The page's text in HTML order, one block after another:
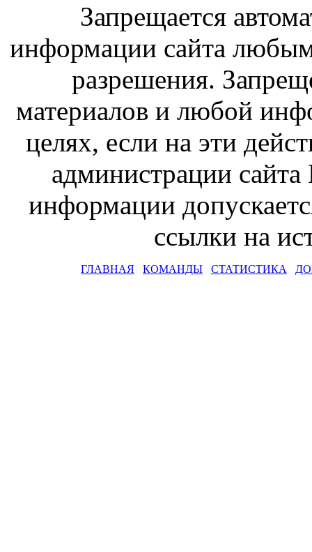
Запрещается
информации сайта
разрешения.
материалов и любой
целях, если на эти
администрации
информации
ссылки на
ГЛАВНАЯ КОМАНДЫ СТАТИСТИКА